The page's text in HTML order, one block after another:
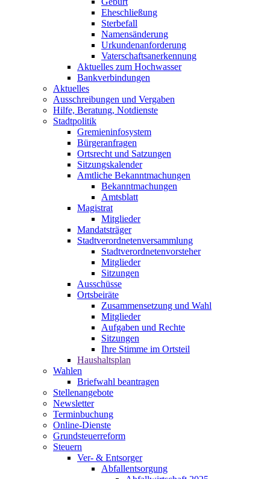
Eheschließung
Sterbefall
Namensänderung
Urkundenanforderung
Vaterschaftsanerkennung
Aktuelles zum Hochwasser
Bankverbindungen
Aktuelles
Ausschreibungen und Vergaben
Hilfe, Beratung, Notdienste
Stadtpolitik
Gremieninfosystem
Bürgeranfragen
Ortsrecht und Satzungen
Sitzungskalender
Amtliche Bekanntmachungen
Bekanntmachungen
Amtsblatt
Magistrat
Mitglieder
Mandatsträger
Stadtverordnetenversammlung
Stadtverordnetenvorsteher
Mitglieder
Sitzungen
Ausschüsse
Ortsbeiräte
Zusammensetzung und Wahl
Mitglieder
Aufgaben und Rechte
Sitzungen
Ihre Stimme im Ortsteil
Haushaltsplan
Wahlen
Briefwahl beantragen
Stellenangebote
Newsletter
Terminbuchung
Online-Dienste
Grundsteuerreform
Steuern
Ver- & Entsorger
Abfallentsorgung